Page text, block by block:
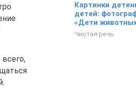
Картинки
детей:
«Дети
Чистая речь